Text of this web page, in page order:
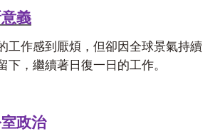
義
工作感到厭煩，但卻因全球景氣持續
下，繼續著日復一日的工作。
政治